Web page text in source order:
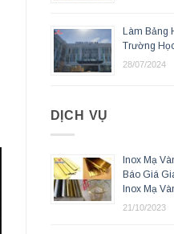
Làm Bảng
Trường
28/07/2024
DỊCH VỤ
Inox Mạ
Báo Giá
Inox Mạ
21/10/2023